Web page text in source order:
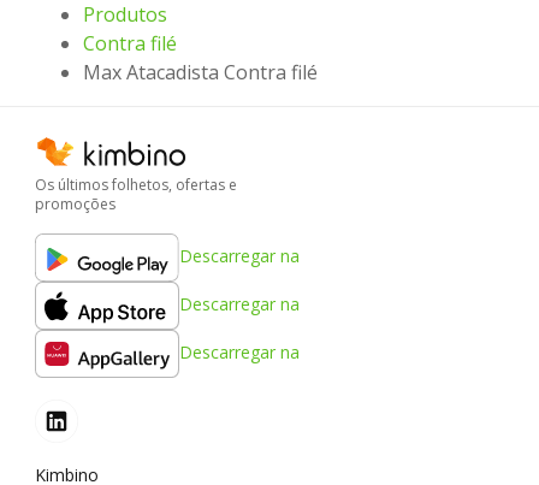
Produtos
Contra filé
Max Atacadista Contra filé
Os últimos folhetos, ofertas e
promoções
Descarregar na
Descarregar na
Descarregar na
Kimbino